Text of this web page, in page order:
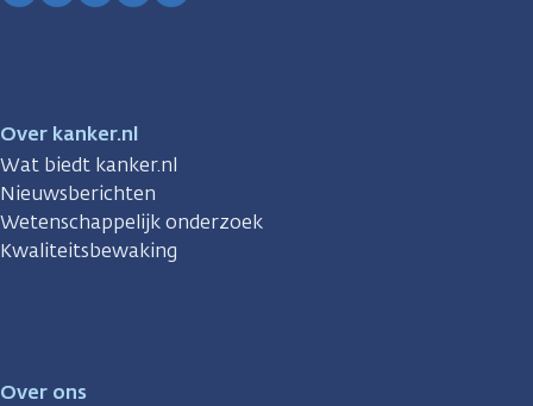
Over kanker.nl
Wat biedt kanker.nl
Nieuwsberichten
Wetenschappelijk onderzoek
Kwaliteitsbewaking
Over ons